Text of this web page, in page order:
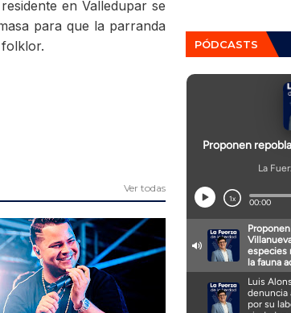
en Valledupar se
para que la parranda
Ver todas
PÓDCASTS